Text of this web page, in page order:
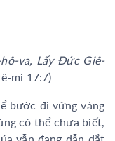
va, Lấy Đức Giê-
mi 17:7)
bước đi vững vàng
có thể chưa biết,